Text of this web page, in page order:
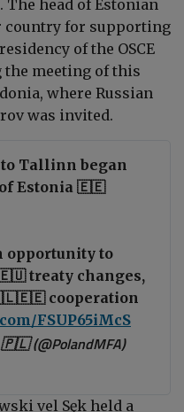
head of Estonian
country for supporting
of the OSCE
the meeting of this
where Russian
was invited.
Tallinn began
Estonia 🇪🇪
opportunity to
treaty changes,
cooperation
FSUP65iMcS
(@PolandMFA)
vel Sęk held a